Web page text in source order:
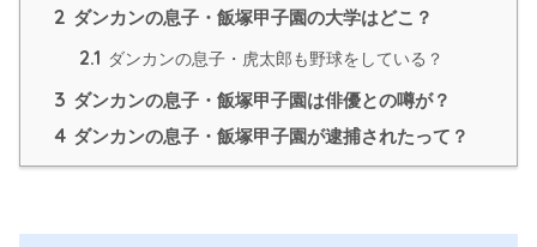
2 ダンカンの息子・飯塚甲子園の大学はどこ？
2.1 ダンカンの息子・虎太郎も野球をしている？
3 ダンカンの息子・飯塚甲子園は俳優との噂が？
4 ダンカンの息子・飯塚甲子園が逮捕されたって？